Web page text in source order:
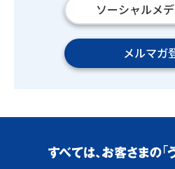
ソーシャルメ
メルマガ